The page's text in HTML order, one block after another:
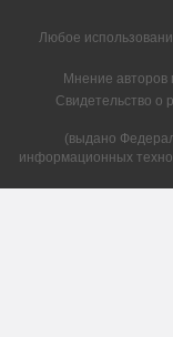
Любое
Мнение авторов
Свидетельство
(выдано
информационных